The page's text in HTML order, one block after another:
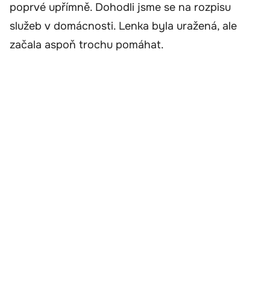
poprvé upřímně. Dohodli jsme se na rozpisu
služeb v domácnosti. Lenka byla uražená, ale
začala aspoň trochu pomáhat.